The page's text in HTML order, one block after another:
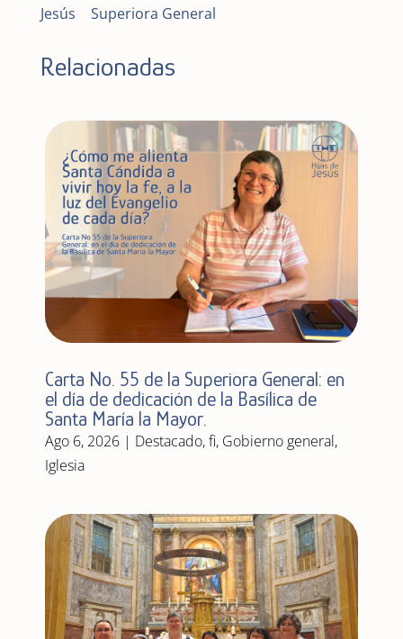
Jesús Superiora General
Relacionadas
Carta No. 55 de la Superiora General: en
el día de dedicación de la Basílica de
Santa María la Mayor.
Ago 6, 2026| Destacado,fi, Gobierno general,
Iglesia